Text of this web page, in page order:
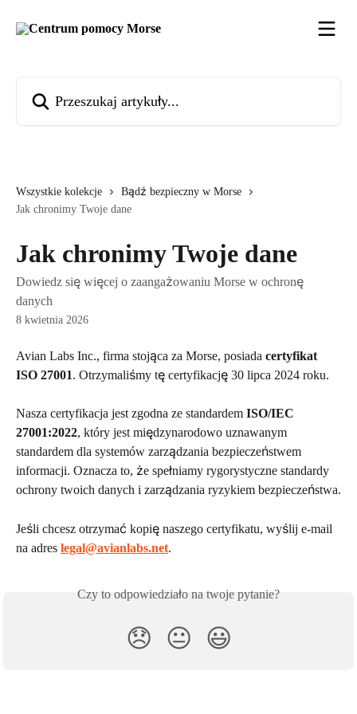
Wszystkie kolekcje
Bądź bezpieczny w Morse
Jak chronimy Twoje dane
Jak chronimy Twoje dane
Dowiedz się więcej o zaangażowaniu Morse w ochronę
danych
8 kwietnia 2026
Avian Labs Inc., firma stojąca za Morse, posiada certyfikat
ISO 27001. Otrzymaliśmy tę certyfikację 30 lipca 2024 roku.
Nasza certyfikacja jest zgodna ze standardem ISO/IEC
27001:2022, który jest międzynarodowo uznawanym
standardem dla systemów zarządzania bezpieczeństwem
informacji. Oznacza to, że spełniamy rygorystyczne standardy
ochrony twoich danych i zarządzania ryzykiem bezpieczeństwa.
Jeśli chcesz otrzymać kopię naszego certyfikatu, wyślij e-mail
na adres legal@avianlabs.net.
Czy to odpowiedziało na twoje pytanie?
😞 😐 😃